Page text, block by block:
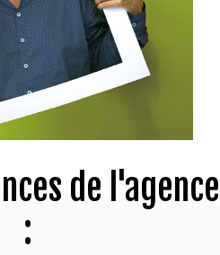
de l'agence
: